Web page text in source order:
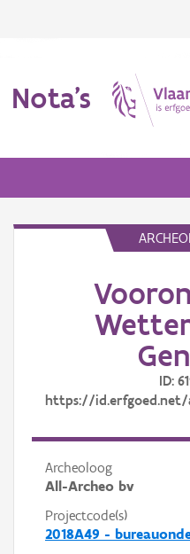
Nota's
ID:
https://id.erfgoed.net/
Archeoloog
All-Archeo bv
Projectcode(s)
2018A49 -